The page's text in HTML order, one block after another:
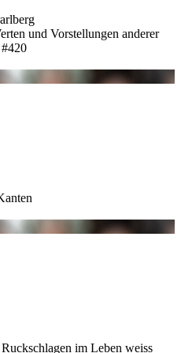
und Vorstellungen anderer
#420
im Leben weiss